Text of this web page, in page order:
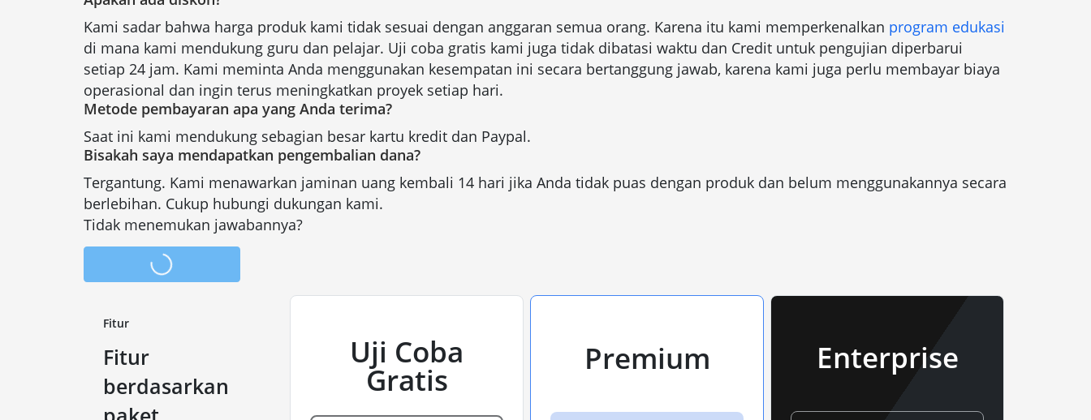
Kami sadar bahwa harga produk kami tidak sesuai dengan anggaran semua orang. Karena itu kami memperkenalkan program edukasi
di mana kami mendukung guru dan pelajar. Uji coba gratis kami juga tidak dibatasi waktu dan Credit untuk pengujian diperbarui
setiap 24 jam. Kami meminta Anda menggunakan kesempatan ini secara bertanggung jawab, karena kami juga perlu membayar biaya
operasional dan ingin terus meningkatkan proyek setiap hari.
Metode pembayaran apa yang Anda terima?
Saat ini kami mendukung sebagian besar kartu kredit dan Paypal.
Bisakah saya mendapatkan pengembalian dana?
Tergantung. Kami menawarkan jaminan uang kembali 14 hari jika Anda tidak puas dengan produk dan belum menggunakannya secara
berlebihan. Cukup hubungi dukungan kami.
Tidak menemukan jawabannya?
Fitur
Fitur
berdasarkan
Uji Coba
Gratis
Premium Enterprise